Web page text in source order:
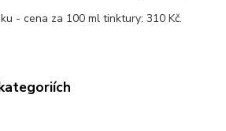
- cena za 100 ml tinktury: 310 Kč.